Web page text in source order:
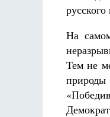
На
Тем не